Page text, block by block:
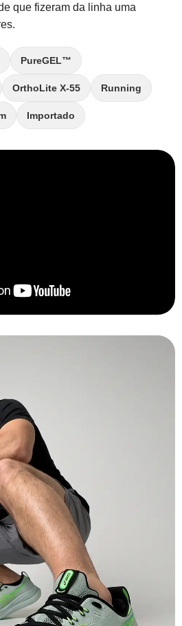
que fizeram da linha uma
PureGEL™
OrthoLite X-55 Running
Importado